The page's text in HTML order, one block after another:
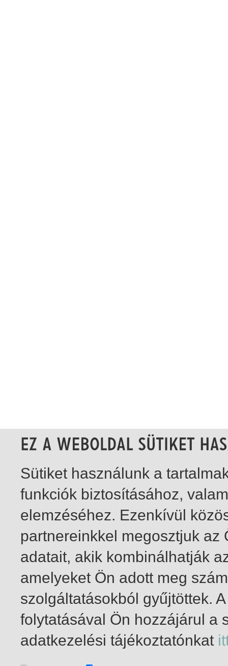
1-1 / insgesamt 1 Treffer
Sütiket használunk a
funkciók biztosításához,
elemzéséhez. Ezenkívül
partnereinkkel megosztjuk
adatait, akik kombinálhatják
amelyeket Ön adott meg
szolgáltatásokból gyűjtöttek.
folytatásával Ön hozzájárul a
adatkezelési tájékoztatónkat